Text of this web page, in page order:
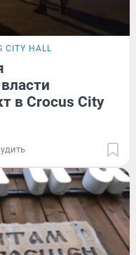
CITY HALL
в Crocus City